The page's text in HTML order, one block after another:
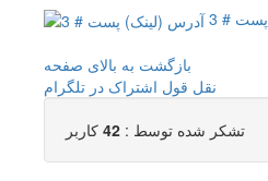
پست # 3
بازگشت به بالای صفحه
نقل قول اشتراک در تلگرام
تشکر شده توسط : 42 کاربر